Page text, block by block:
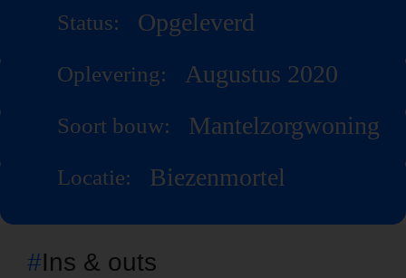
Status: Opgeleverd
Oplevering: Augustus 2020
Soort bouw: Mantelzorgwoning
Locatie: Biezenmortel
#Ins & outs